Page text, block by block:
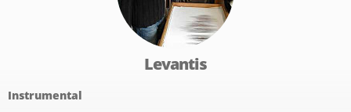
Levantis
Instrumental